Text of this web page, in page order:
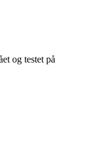
og testet på